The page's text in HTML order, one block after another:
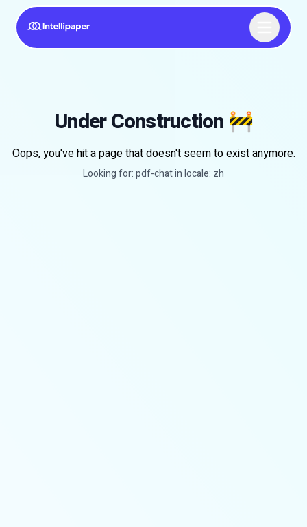
Under Construction 🚧
Oops, you've hit a page that doesn't seem to exist anymore.
Looking for:pdf-chatin locale: zh